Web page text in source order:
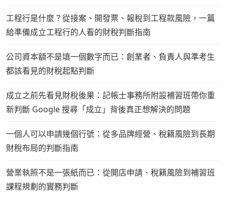
工程行是什麼？從接案、開發票、報稅到工程款風險，一篇
給準備成立工程行的人看的財稅判斷指南
公司資本額不是填一個數字而已：創業者、負責人與準考生
都該看見的財稅起點判斷
成立之前先看見財稅後果：記帳士事務所附設補習班帶你重
新判斷 Google 搜尋「成立」背後真正想解決的問題
一個人可以申請幾個行號：從多品牌經營、稅籍風險到長期
財稅布局的判斷指南
營業執照不是一張紙而已：從開店申請、稅籍風險到補習班
課程規劃的實務判斷